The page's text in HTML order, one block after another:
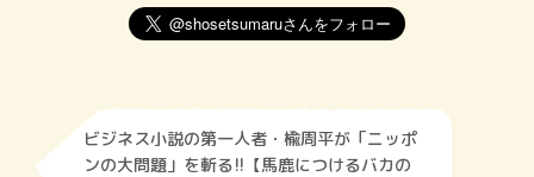
ビジネス小説の第一人者・楡周平が「ニッポ
ンの大問題」を斬る!!【馬鹿につけるバカの